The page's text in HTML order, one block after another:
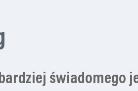
świadomego